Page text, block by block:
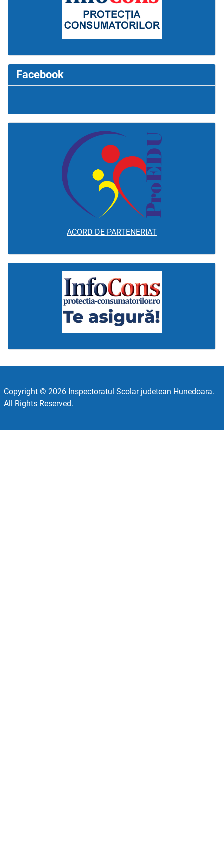
Facebook
ACORD DE PARTENERIAT
Copyright © 2026 Inspectoratul Scolar judetean Hunedoara.
All Rights Reserved.